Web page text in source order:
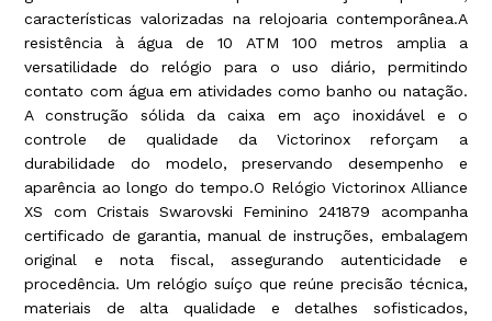
características valorizadas na relojoaria contemporânea.A
resistência à água de 10 ATM 100 metros amplia a
versatilidade do relógio para o uso diário, permitindo
contato com água em atividades como banho ou natação.
A construção sólida da caixa em aço inoxidável e o
controle de qualidade da Victorinox reforçam a
durabilidade do modelo, preservando desempenho e
aparência ao longo do tempo.O Relógio Victorinox Alliance
XS com Cristais Swarovski Feminino 241879 acompanha
certificado de garantia, manual de instruções, embalagem
original e nota fiscal, assegurando autenticidade e
procedência. Um relógio suíço que reúne precisão técnica,
materiais de alta qualidade e detalhes sofisticados,